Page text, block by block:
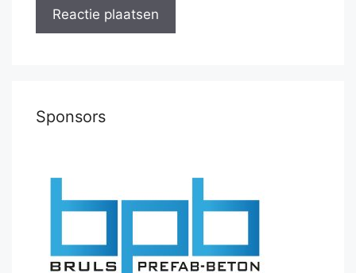
Sponsors